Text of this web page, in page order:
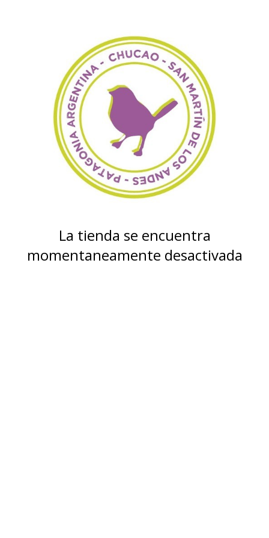
La tienda se encuentra
momentaneamente desactivada